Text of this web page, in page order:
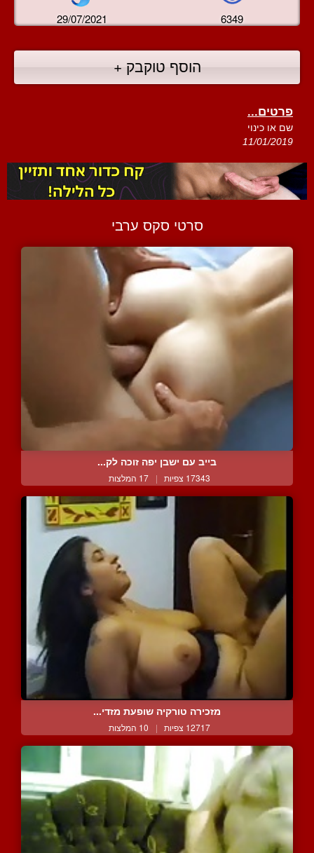
29/07/2021 6349
הוסף טוקבק +
פרטים...
שם או כינוי
11/01/2019
סרטי סקס ערבי
בייב עם ישבן יפה זוכה לק...
17343 צפיות | 17 המלצות
מזכירה טורקיה שופעת מזדי...
12717 צפיות | 10 המלצות